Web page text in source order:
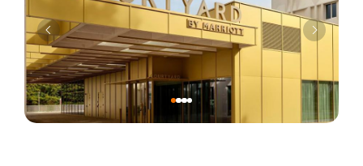
kraampjes. Struin langs de kraampjes met
hapjes en drankjes, leuke hebbedingen en
authentieke ambachten. In de namiddag rijden
we terug naar de opstapplaatsen in Nederland.